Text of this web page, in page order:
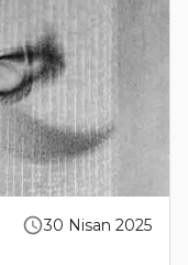
30 Nisan 2025